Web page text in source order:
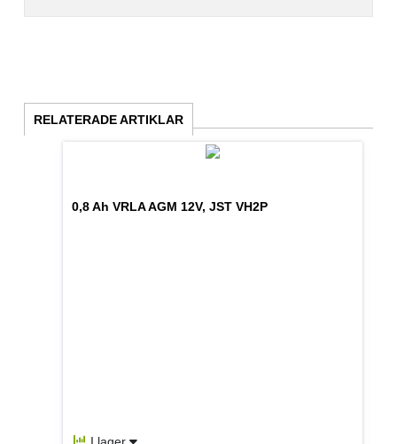
RELATERADE ARTIKLAR
0,8 Ah VRLA AGM 12V, JST VH2P